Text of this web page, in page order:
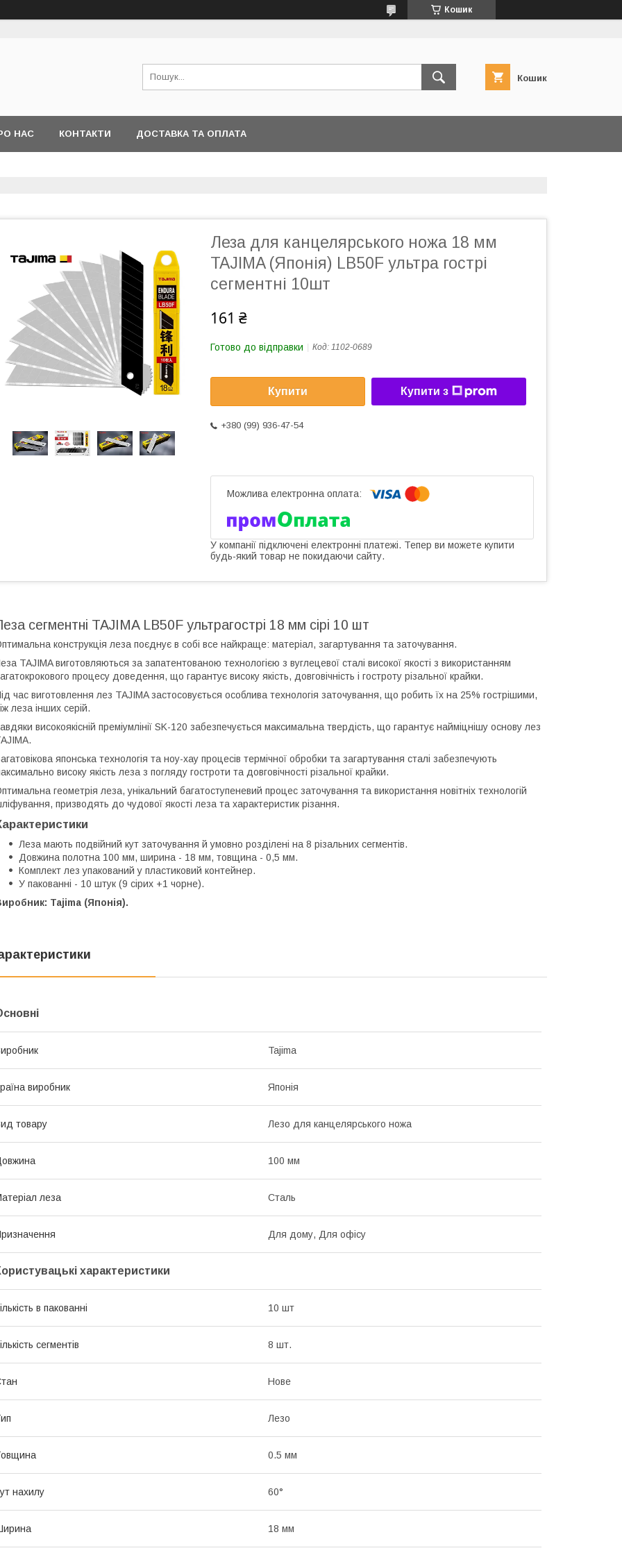
Кошик
Кошик
НАС КОНТАКТИ ДОСТАВКА ТА ОПЛАТА
Леза для канцелярського ножа 18 мм
TAJIMA (Японія) LB50F ультра гострі
сегментні 10шт
161 ₴
Готово до відправки Код: 1102-0689
Купити Купити з
+380 (99) 936-47-54
У компанії підключені електронні платежі. Тепер ви можете купити
будь-який товар не покидаючи сайту.
сегментні TAJIMA LB50F ультрагострі 18 мм сірі 10 шт
конструкція леза поєднує в собі все найкраще: матеріал, загартування та заточування.
TAJIMA виготовляються за запатентованою технологією з вуглецевої сталі високої якості з використанням
процесу доведення, що гарантує високу якість, довговічність і гостроту різальної крайки.
час виготовлення лез TAJIMA застосовується особлива технологія заточування, що робить їх на 25% гострішими,
леза інших серій.
високоякісній преміумлінії SK-120 забезпечується максимальна твердість, що гарантує найміцнішу основу лез
японська технологія та ноу-хау процесів термічної обробки та загартування сталі забезпечують
високу якість леза з погляду гостроти та довговічності різальної крайки.
геометрія леза, унікальний багатоступеневий процес заточування та використання новітніх технологій
призводять до чудової якості леза та характеристик різання.
Леза мають подвійний кут заточування й умовно розділені на 8 різальних сегментів.
Довжина полотна 100 мм, ширина - 18 мм, товщина - 0,5 мм.
Комплект лез упакований у пластиковий контейнер.
У пакованні - 10 штук (9 сірих +1 чорне).
Tajima (Японія).
Tajima
виробник Японія
товару Лезо для канцелярського ножа
100 мм
леза Сталь
Для дому, Для офісу
характеристики
в пакованні 10 шт
сегментів 8 шт.
Нове
Лезо
0.5 мм
нахилу 60°
18 мм